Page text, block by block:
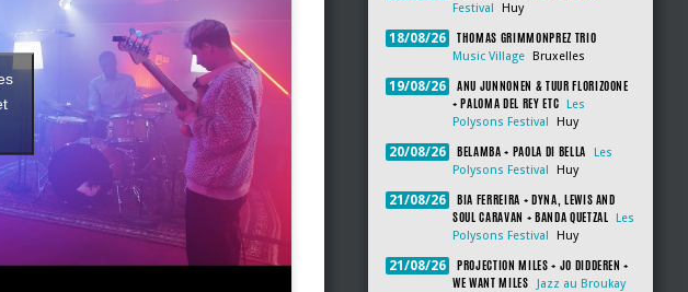
Festival
Huy
18/08/26 THOMAS GRIMMONPREZ TRIO
Music Village Bruxelles
19/08/26
ANU JUNNONEN & TUUR FLORIZOONE
+ PALOMA DEL REY ETC
Les
Polysons Festival
Huy
20/08/26 BELAMBA + PAOLA DI BELLA
Les
Polysons Festival
Huy
21/08/26
BIA FERREIRA + DYNA, LEWIS AND
SOUL CARAVAN + BANDA QUETZAL
Les
Polysons Festival
Huy
21/08/26
PROJECTION MILES + JO DIDDEREN +
WE WANT MILES
Jazz au Broukay